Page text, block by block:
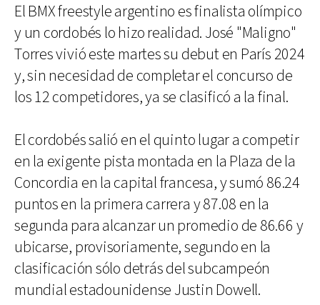
El BMX freestyle argentino es finalista olímpico
y un cordobés lo hizo realidad. José "Maligno"
Torres vivió este martes su debut en París 2024
y, sin necesidad de completar el concurso de
los 12 competidores, ya se clasificó a la final.
El cordobés salió en el quinto lugar a competir
en la exigente pista montada en la Plaza de la
Concordia en la capital francesa, y sumó 86.24
puntos en la primera carrera y 87.08 en la
segunda para alcanzar un promedio de 86.66 y
ubicarse, provisoriamente, segundo en la
clasificación sólo detrás del subcampeón
mundial estadounidense Justin Dowell.